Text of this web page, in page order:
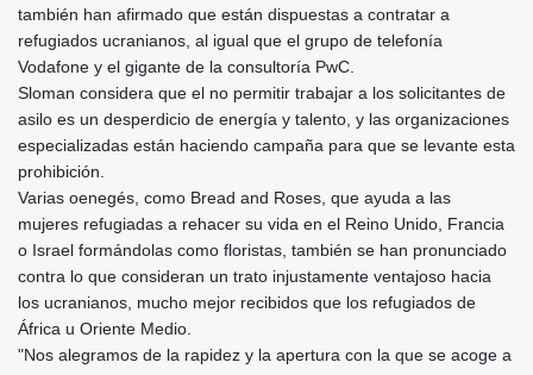
también han afirmado que están dispuestas a contratar a
refugiados ucranianos, al igual que el grupo de telefonía
Vodafone y el gigante de la consultoría PwC.
Sloman considera que el no permitir trabajar a los solicitantes de
asilo es un desperdicio de energía y talento, y las organizaciones
especializadas están haciendo campaña para que se levante esta
prohibición.
Varias oenegés, como Bread and Roses, que ayuda a las
mujeres refugiadas a rehacer su vida en el Reino Unido, Francia
o Israel formándolas como floristas, también se han pronunciado
contra lo que consideran un trato injustamente ventajoso hacia
los ucranianos, mucho mejor recibidos que los refugiados de
África u Oriente Medio.
"Nos alegramos de la rapidez y la apertura con la que se acoge a